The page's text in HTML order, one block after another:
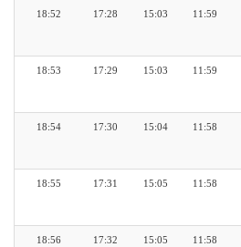
11:59
15:03
17:28
18:52
11:59
15:03
17:29
18:53
11:58
15:04
17:30
18:54
11:58
15:05
17:31
18:55
11:58
15:05
17:32
18:56